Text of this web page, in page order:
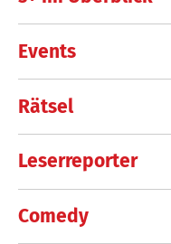
Events
Rätsel
Leserreporter
Comedy